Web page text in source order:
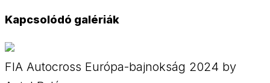
Kapcsolódó galériák
FIA Autocross Európa-bajnokság 2024 by